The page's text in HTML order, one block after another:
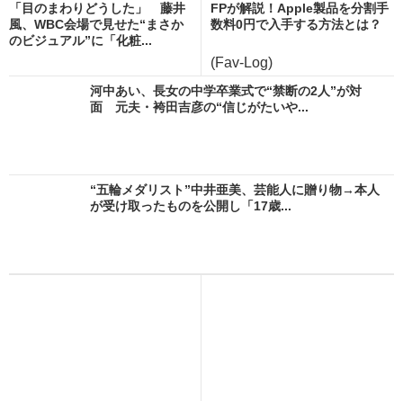
「目のまわりどうした」 藤井
風、WBC会場で見せた“まさか
のビジュアル”に「化粧...
FPが解説！Apple製品を分割手
数料0円で入手する方法とは？
(Fav-Log)
河中あい、長女の中学卒業式で“禁断の2人”が対
面 元夫・袴田吉彦の“信じがたいや...
“五輪メダリスト”中井亜美、芸能人に贈り物→本人
が受け取ったものを公開し「17歳...